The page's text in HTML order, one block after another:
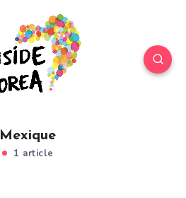
Mexique
1 article